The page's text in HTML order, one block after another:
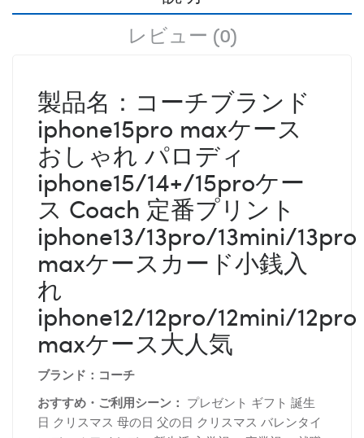
レビュー (0)
製品名： コーチブランド
iphone15pro maxケース
おしゃれ パロディ
iphone15/14+/15proケー
ス Coach 定番プリント
iphone13/13pro/13mini/13pro
maxケースカード小銭入
れ
iphone12/12pro/12mini/12pro
maxケース大人気
ブランド： コーチ
おすすめ・ご利用シーン： プレゼント ギフト 誕生
日 クリスマス 母の日 父の日 クリスマス バレンタイ